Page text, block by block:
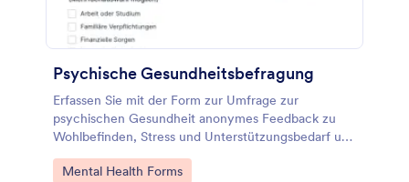
Psychische Gesundheitsbefragung
Erfassen Sie mit der Form zur Umfrage zur
psychischen Gesundheit anonymes Feedback zu
Wohlbefinden, Stress und Unterstützungsbedarf und
nutzen Sie die Ergebnisse für datenaufnahme in
Organisationen, Teams oder Bildungseinrichtungen.
Go to Category:
Mental Health Forms